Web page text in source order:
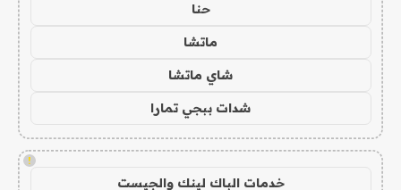
حنا
ماتشا
شاي ماتشا
شدات ببجي تمارا
!
خدمات الباك لينك والجيست